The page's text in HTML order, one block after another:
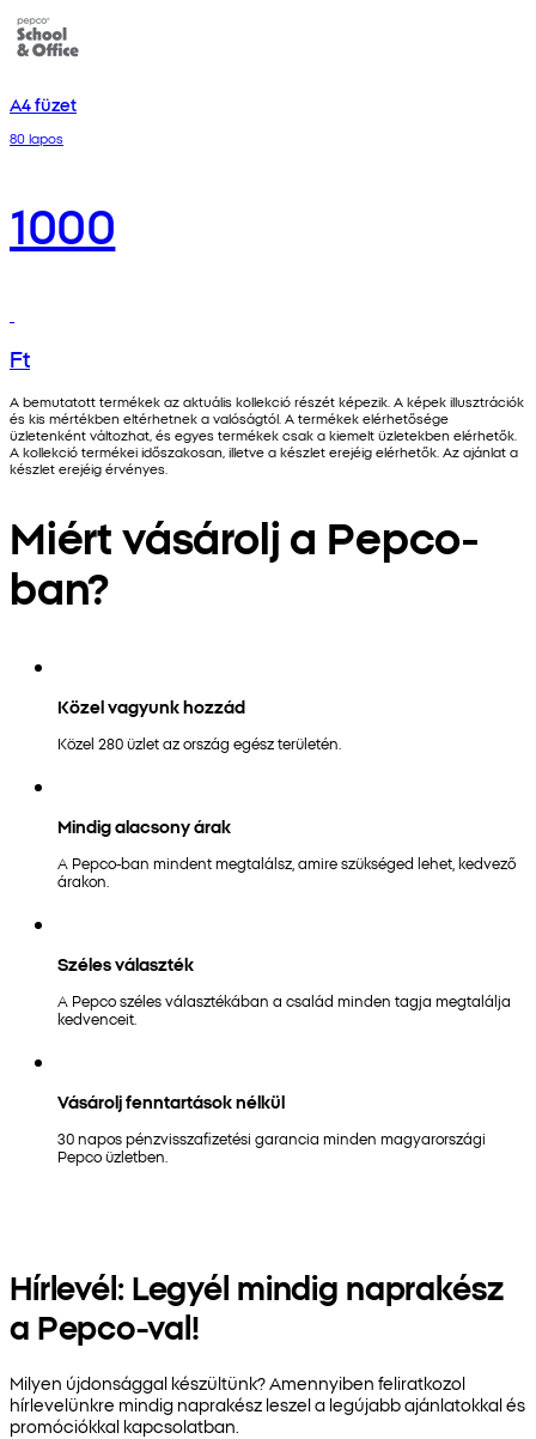
A4 füzet
80 lapos
1000
Ft
A bemutatott termékek az aktuális kollekció részét képezik. A képek illusztrációk
és kis mértékben eltérhetnek a valóságtól. A termékek elérhetősége
üzletenként változhat, és egyes termékek csak a kiemelt üzletekben elérhetők.
A kollekció termékei időszakosan, illetve a készlet erejéig elérhetők. Az ajánlat a
készlet erejéig érvényes.
Miért vásárolj a Pepco-
ban?
Közel vagyunk hozzád
Közel 280 üzlet az ország egész területén.
Mindig alacsony árak
A Pepco-ban mindent megtalálsz, amire szükséged lehet, kedvező
árakon.
Széles választék
A Pepco széles választékában a család minden tagja megtalálja
kedvenceit.
Vásárolj fenntartások nélkül
30 napos pénzvisszafizetési garancia minden magyarországi
Pepco üzletben.
Hírlevél: Legyél mindig naprakész
a Pepco-val!
Milyen újdonsággal készültünk? Amennyiben feliratkozol
hírlevelünkre mindig naprakész leszel a legújabb ajánlatokkal és
promóciókkal kapcsolatban.